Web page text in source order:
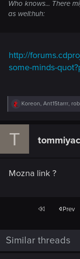
Who knows... There
as well:huh:
http://
some-minds-
R
e
c
:
Koreon, Ant15tarrr,
T
Mozna link ?
First Prev
Similar threads